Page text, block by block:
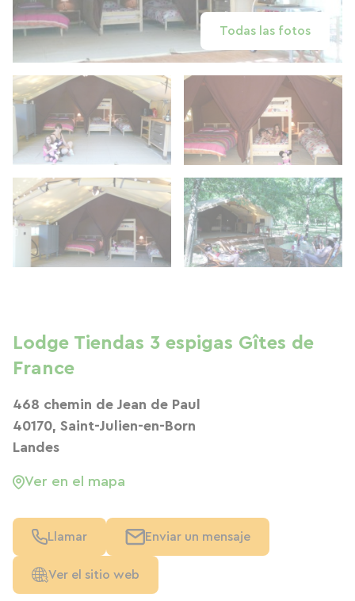
Todas las fotos
Lodge Tiendas 3 espigas Gîtes de
France
468 chemin de Jean de Paul
40170, Saint-Julien-en-Born
Landes
Ver en el mapa
Llamar Enviar un mensaje
Ver el sitio web